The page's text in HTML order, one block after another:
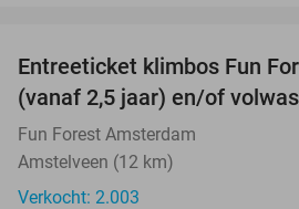
Entreeticket klimbos Fun
(vanaf 2,5 jaar) en/of
Fun Forest Amsterdam
Amstelveen (12 km)
Verkocht: 2.003